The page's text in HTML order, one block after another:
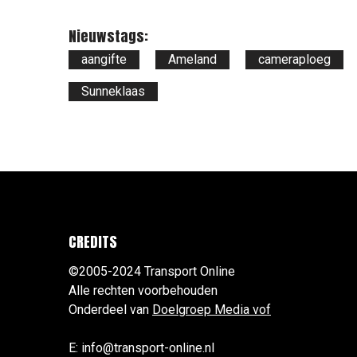
Nieuwstags:
aangifte Ameland cameraploeg
Sunneklaas
CREDITS
©2005-2024 Transport Online
Alle rechten voorbehouden
Onderdeel van Doelgroep Media vof
E: info@transport-online.nl